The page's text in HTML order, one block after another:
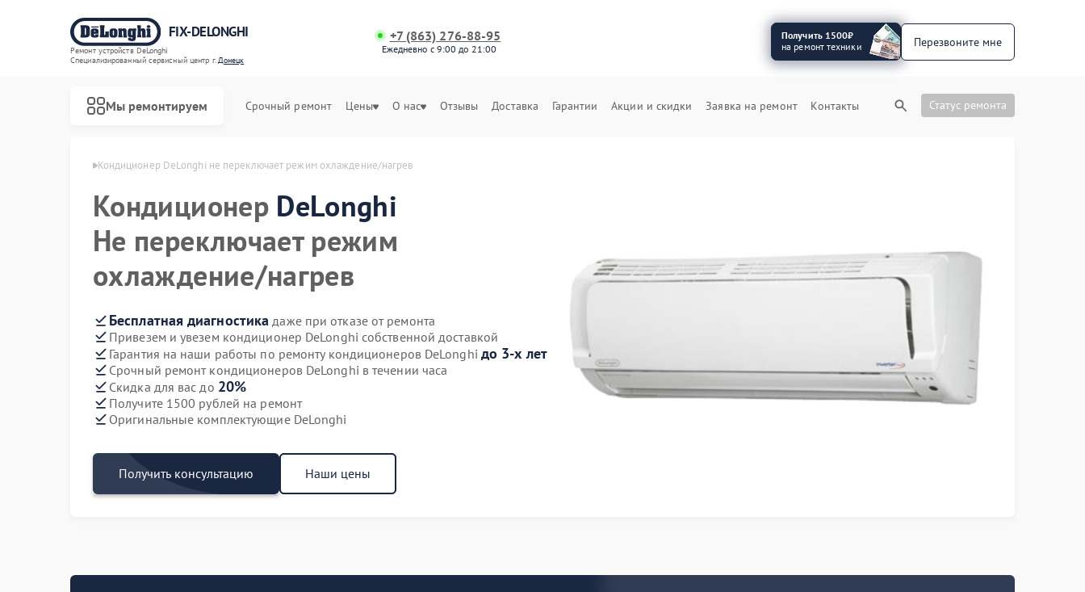
FIX-DELONGHI
Ремонт устройств DeLonghi
Специализированный cервисный центр г.Донецк
+7 (863) 276-88-95
Ежедневно с 9:00 до 21:00
Получить 1500₽
на ремонт техники
Перезвоните мне
Мы ремонтируем Срочный ремонт Цены О нас Отзывы Доставка Гарантии Акции и скидки Заявка на ремонт Контакты Статус ремонта
Кондиционер DeLonghi не переключает режим охлаждение/нагрев
Кондиционер DeLonghi
Не переключает режим
охлаждение/нагрев
Бесплатная диагностика даже при отказе от ремонта
Привезем и увезем кондиционер DeLonghi собственной доставкой
Гарантия на наши работы по ремонту кондиционеров DeLonghi до 3-х лет
Срочный ремонт кондиционеров DeLonghi в течении часа
Скидка для вас до 20%
Получите 1500 рублей на ремонт
Оригинальные комплектующие DeLonghi
Получить консультацию Наши цены